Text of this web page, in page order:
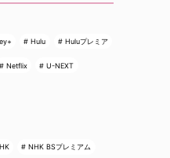
Hulu Huluプレミア
Netflix U-NEXT
NHK BSプレミアム